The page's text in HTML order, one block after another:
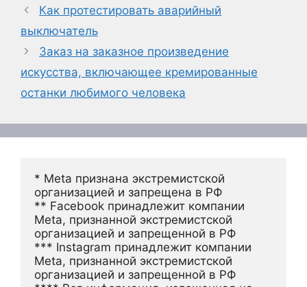
Как протестировать аварийный
выключатель
Заказ на заказное произведение
искусства, включающее кремированные
останки любимого человека
* Meta признана экстремистской
организацией и запрещена в РФ
** Facebook принадлежит компании
Meta, признанной экстремистской
организацией и запрещенной в РФ
*** Instagram принадлежит компании
Meta, признанной экстремистской
организацией и запрещенной в РФ